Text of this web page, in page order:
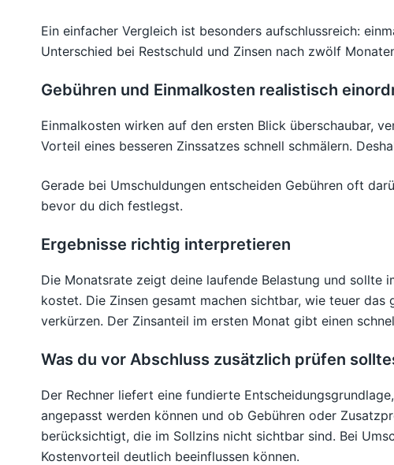
Ein einfacher Vergleich ist besonders aufschlussreich:
Unterschied bei Restschuld und Zinsen nach zwölf
Gebühren und Einmalkosten realistisch
Einmalkosten wirken auf den ersten Blick überschaubar,
Vorteil eines besseren Zinssatzes schnell schmälern.
Gerade bei Umschuldungen entscheiden Gebühren oft
bevor du dich festlegst.
Ergebnisse richtig interpretieren
Die Monatsrate zeigt deine laufende Belastung und sollte
kostet. Die Zinsen gesamt machen sichtbar, wie teuer
verkürzen. Der Zinsanteil im ersten Monat gibt einen
Was du vor Abschluss zusätzlich prüfen
Der Rechner liefert eine fundierte
angepasst werden können und ob Gebühren oder
berücksichtigt, die im Sollzins nicht sichtbar sind. Bei
Kostenvorteil deutlich beeinflussen können.